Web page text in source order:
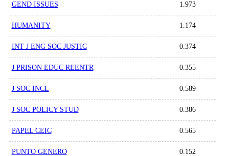
GEND ISSUES 1.973
HUMANITY 1.174
INT J ENG SOC JUSTIC 0.374
J PRISON EDUC REENTR 0.355
J SOC INCL 0.589
J SOC POLICY STUD 0.386
PAPEL CEIC 0.565
PUNTO GENERO 0.152